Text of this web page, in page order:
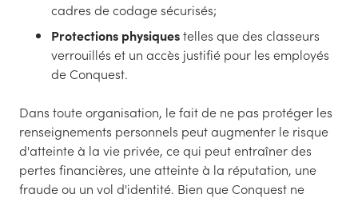
cadres de codage sécurisés;
Protections physiquestelles que des classeurs
verrouillés et un accès justifié pour les employés
de Conquest.
Dans toute organisation, le fait de ne pas protéger les
renseignements personnels peut augmenter le risque
d'atteinte à la vie privée, ce qui peut entraîner des
pertes financières, une atteinte à la réputation, une
fraude ou un vol d'identité. Bien que Conquest ne